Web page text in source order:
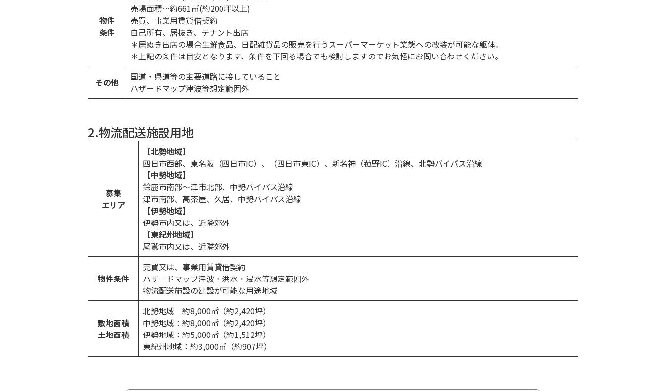
物件
条件
売場面積…約661㎡(約200坪以上)
売買、事業用賃貸借契約
自己所有、居抜き、テナント出店
＊居ぬき出店の場合生鮮食品、日配雑貨品の販売を行うスーパーマーケット業態への改装が可能な躯体。
＊上記の条件は目安となります、条件を下回る場合でも検討しますのでお気軽にお問い合わせください。
その他
国道・県道等の主要道路に接していること
ハザードマップ津波等想定範囲外
2.物流配送施設用地
募集
エリア
【北勢地域】
四日市西部、東名阪（四日市IC）、（四日市東IC）、新名神（菰野IC）沿線、北勢バイパス沿線
【中勢地域】
鈴鹿市南部～津市北部、中勢バイパス沿線
津市南部、高茶屋、久居、中勢バイパス沿線
【伊勢地域】
伊勢市内又は、近隣郊外
【東紀州地域】
尾鷲市内又は、近隣郊外
物件条件
売買又は、事業用賃貸借契約
ハザードマップ津波・洪水・浸水等想定範囲外
物流配送施設の建設が可能な用途地域
敷地面積
土地面積
北勢地域 約8,000㎡（約2,420坪）
中勢地域：約8,000㎡（約2,420坪）
伊勢地域：約5,000㎡（約1,512坪）
東紀州地域：約3,000㎡（約907坪）